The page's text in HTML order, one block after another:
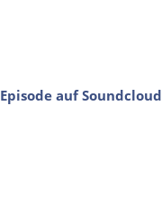
Episode auf Soundcloud